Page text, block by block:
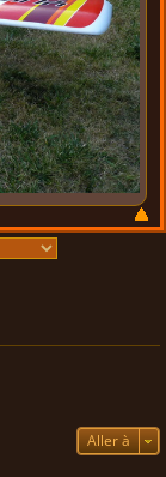
Aller à